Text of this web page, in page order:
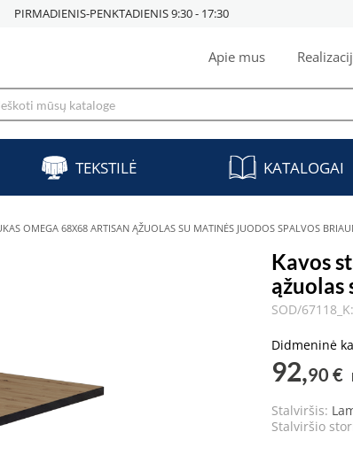
PIRMADIENIS-PENKTADIENIS 9:30 - 17:30
Apie mus
TEKSTILĖ KATALOGAI
OMEGA 68X68 ARTISAN ĄŽUOLAS SU MATINĖS JUODOS SPALVOS
Kavos
ąžuolas
SOD/
Didmeninė
92,90 €
Stalviršis:
Stalviršio